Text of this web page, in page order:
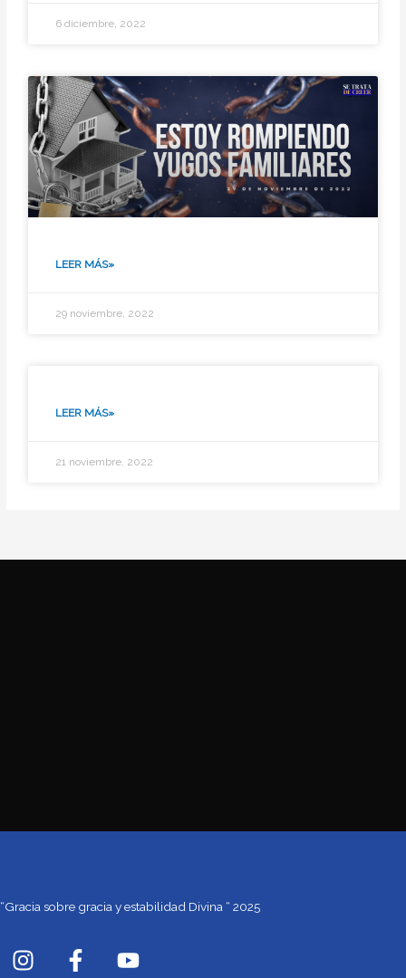
6 diciembre, 2022
LEER MÁS»
29 noviembre, 2022
LEER MÁS»
21 noviembre, 2022
“Gracia sobre gracia y estabilidad Divina “ 2025
I
n
F
a
Y
o